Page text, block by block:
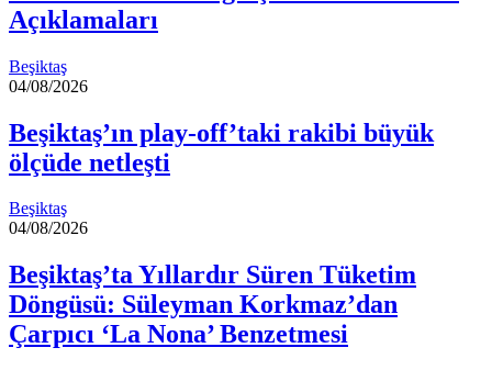
Açıklamaları
Beşiktaş
04/08/2026
Beşiktaş’ın play-off’taki rakibi büyük
ölçüde netleşti
Beşiktaş
04/08/2026
Beşiktaş’ta Yıllardır Süren Tüketim
Döngüsü: Süleyman Korkmaz’dan
Çarpıcı ‘La Nona’ Benzetmesi